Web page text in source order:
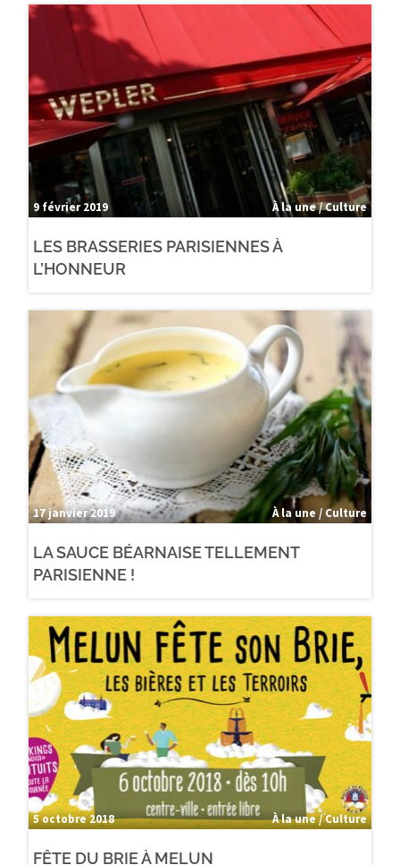
9 février 2019 À la une / Culture
LES BRASSERIES PARISIENNES À
L’HONNEUR
17 janvier 2019 À la une / Culture
LA SAUCE BÉARNAISE TELLEMENT
PARISIENNE !
5 octobre 2018 À la une / Culture
FÊTE DU BRIE À MELUN